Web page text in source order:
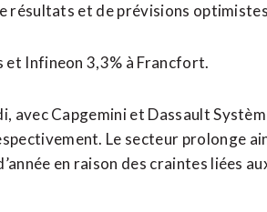
résultats et de prévisions
et Infineon 3,3% à Francfort.
avec Capgemini et Dassault
Le secteur prolonge
en raison des craintes liées